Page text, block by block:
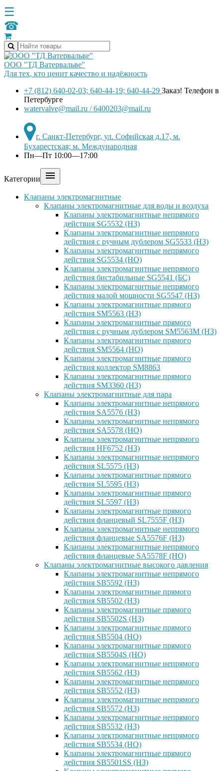
☰
☎
ООО "ТД Ватервальве"
Для тех, кто ценит качество и надёжность
+7 (812) 640-02-03; 640-44-19; 640-44-29 Заказ! Телефон в
Петербурге
watervalve@mail.ru / 6400203@mail.ru
г. Санкт-Петербург, ул. Софийская д.17, м.
Бухарестская; м. Международная
Пн—Пт 10:00—17:00
Категории 
Клапаны электромагнитные
Клапаны электромагнитные для воды и воздуха
Клапаны электромагнитные непрямого
действия SG5532 (НЗ)
Клапаны электромагнитные непрямого
действия с ручным дублером SG5533 (НЗ)
Клапаны электромагнитные непрямого
действия SG5534 (НО)
Клапаны электромагнитные непрямого
действия бистабильные SG5541 (БС)
Клапаны электромагнитные непрямого
действия малой мощности SG5547 (НЗ)
Клапаны электромагнитные прямого
действия SM5563 (НЗ)
Клапаны электромагнитные прямого
действия с ручным дублером SM5563M (НЗ)
Клапаны электромагнитные прямого
действия SM5564 (НО)
Клапаны электромагнитные прямого
дейcтвия коллектор SM8863
Клапаны электромагнитные прямого
действия SM3360 (НЗ)
Клапаны электромагнитные для пара
Клапаны электромагнитные непрямого
действия SA5576 (НЗ)
Клапаны электромагнитные непрямого
действия SA5578 (НО)
Клапаны электромагнитные непрямого
действия HF6752 (НЗ)
Клапаны электромагнитные непрямого
действия SL5575 (НЗ)
Клапаны электромагнитные прямого
действия SL5595 (НЗ)
Клапаны электромагнитные прямого
действия SL5597 (НЗ)
Клапаны электромагнитные прямого
действия фланцевый SL7555F (НЗ)
Клапаны электромагнитные непрямого
действия фланцевые SA5576F (НЗ)
Клапаны электромагнитные непрямого
действия фланцевые SA5578F (НО)
Клапаны электромагнитные высокого давления
Клапаны электромагнитные непрямого
действия SB5592 (НЗ)
Клапаны электромагнитные прямого
действия SB5502 (НЗ)
Клапаны электромагнитные прямого
действия SB5502S (НЗ)
Клапаны электромагнитные прямого
действия SB5504 (НО)
Клапаны электромагнитные прямого
действия SB5504S (НО)
Клапаны электромагнитные непрямого
действия SB5562 (НЗ)
Клапаны электромагнитные непрямого
действия SB5552 (НЗ)
Клапаны электромагнитные непрямого
действия SB5572 (НЗ)
Клапаны электромагнитные непрямого
действия SB5532 (НЗ)
Клапаны электромагнитные непрямого
действия SB5534 (НО)
Клапаны электромагнитные прямого
действия SB5501SS (НЗ)